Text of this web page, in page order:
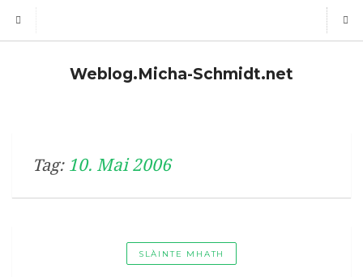
Weblog.Micha-Schmidt.net
Tag: 10. Mai 2006
SLÀINTE MHATH